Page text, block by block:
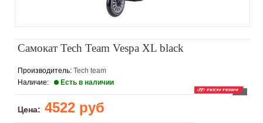
Самокат Tech Team Vespa XL black
Производитель: Tech team
Наличие:
Есть в наличии
Цена: 4522 руб